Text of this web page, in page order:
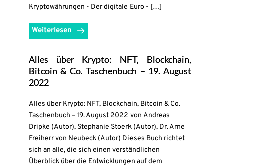
Kryptowährungen - Der digitale Euro - […]
Weiterlesen
Alles über Krypto: NFT, Blockchain,
Bitcoin & Co. Taschenbuch – 19. August
2022
Alles über Krypto: NFT, Blockchain, Bitcoin & Co.
Taschenbuch – 19. August 2022 von Andreas
Dripke (Autor), Stephanie Stoerk (Autor), Dr. Arne
Freiherr von Neubeck (Autor) Dieses Buch richtet
sich an alle, die sich einen verständlichen
Überblick über die Entwicklungen auf dem